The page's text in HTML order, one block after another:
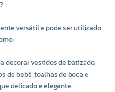
versátil e pode ser utilizado
decorar vestidos de batizado,
de bebê, toalhas de boca e
delicado e elegante.